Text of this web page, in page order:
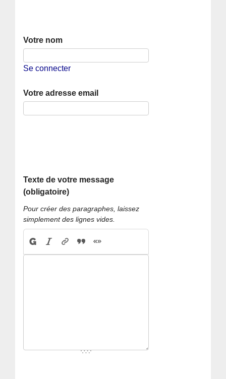
Votre nom
Se connecter
Votre adresse email
Texte de votre message
(obligatoire)
Pour créer des paragraphes, laissez
simplement des lignes vides.